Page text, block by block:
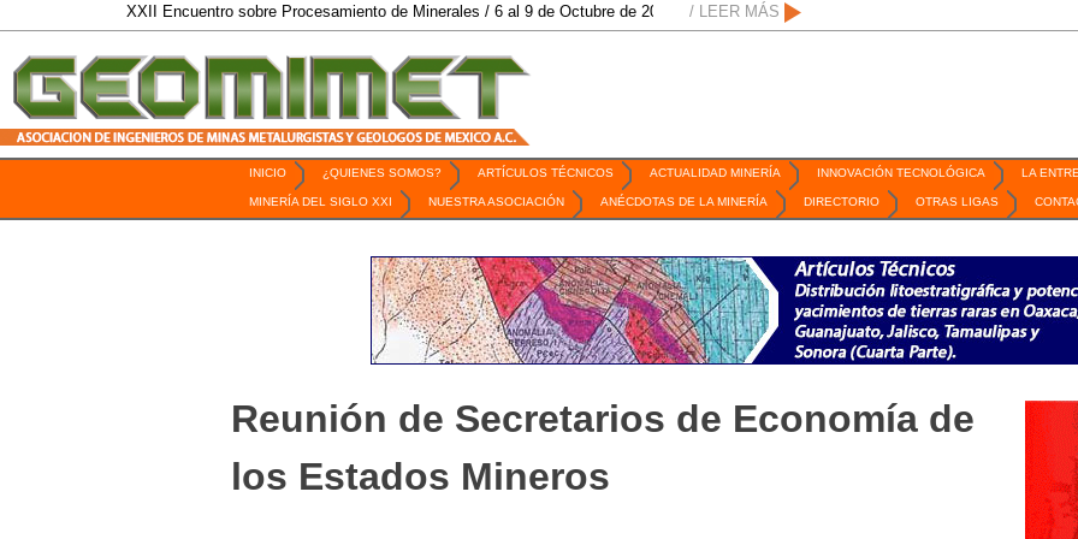
XXII Encuentro sobre Procesamiento de Minerales / 6 al 9 de Octubre de 2026 / San Luis Potosí, SLP //Mexico Mining Forum / 2 de septiembre de
/ LEER MÁS
INICIO ¿QUIENES SOMOS? ARTÍCULOS TÉCNICOS ACTUALIDAD MINERÍA INNOVACIÓN TECNOLÓGICA LA
MINERÍA DEL SIGLO XXI NUESTRA ASOCIACIÓN ANÉCDOTAS DE LA MINERÍA DIRECTORIO OTRAS LIGAS
Reunión de Secretarios de Economía de
los Estados Mineros